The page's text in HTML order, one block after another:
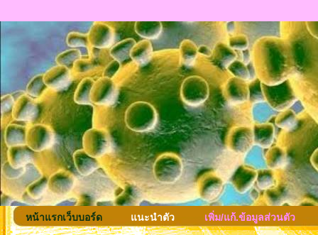
หน้าแรกเว็บบอร์ด แนะนำตัว เพิ่ม/แก้.ข้อมูลส่วนตัว